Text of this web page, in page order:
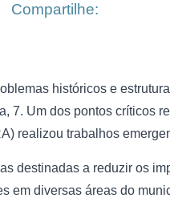
Compartilhe:
históricos e
7. Um dos pontos críticos
realizou trabalhos
destinadas a reduzir os
em diversas áreas do